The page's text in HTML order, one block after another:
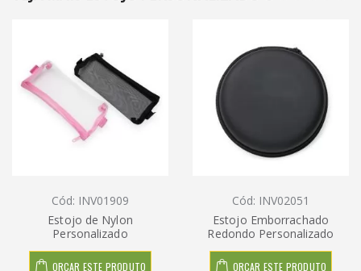
Cód: INV01909
Estojo de Nylon
Personalizado
ORÇAR ESTE PRODUTO
Cód: INV02051
Estojo Emborrachado
Redondo Personalizado
ORÇAR ESTE PRODUTO